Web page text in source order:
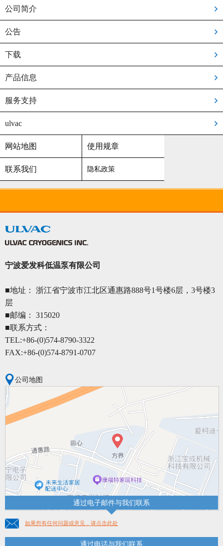
宁波爱发科低温泵有限公司
■地址： 浙江省宁波市江北区通惠路888号1号楼6层，3号楼3
层
■邮编： 315020
■联系方式：
TEL:+86-(0)574-8790-3322
FAX:+86-(0)574-8791-0707
公司地图
通过电子邮件与我们联系
如果您有任何问题或意见，请点击此处
通过电话与我们联系
公司简介
公告
下载
产品信息
服务支持
ulvac
网站地图 使用规章
联系我们 隐私政策